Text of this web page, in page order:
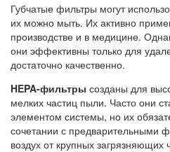
Губчатые фильтры могут
их можно мыть. Их активно
производстве и в медицине.
они эффективны только для
достаточно качественно.
HEPA-фильтры созданы для
мелких частиц пыли. Часто они
элементом системы, но их
сочетании с предварительными
воздух от крупных загрязняющих